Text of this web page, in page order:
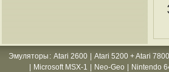
Эмуляторы : Atari 2600 Atari 5200 + Atari
Microsoft MSX-1 Neo-Geo Nintendo